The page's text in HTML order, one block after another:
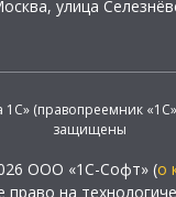
, улица
(правопреемник
защищены
ООО «1С-Софт» (о
право на